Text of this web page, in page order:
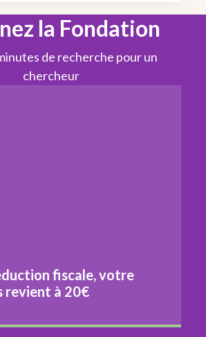
la Fondation
de recherche pour un
chercheur
fiscale, votre
revient à 20€